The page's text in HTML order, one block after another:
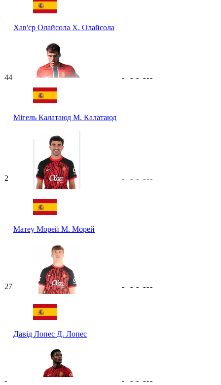
Хав'єр Олайсола Х. Олайсола
44
Мігель Калатаюд М. Калатаюд
- - - ---
2
Матеу Морей М. Морей
- - - ---
27
Давід Лопес Д. Лопес
- - - ---
- - - - ---